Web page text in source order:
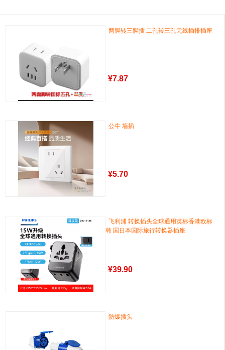
两脚转三脚插 二孔转三孔无线插排插座
¥7.87
公牛 墙插
¥5.70
飞利浦 转换插头全球通用英标香港欧标
韩 国日本国际旅行转换器插座
¥39.90
防爆插头